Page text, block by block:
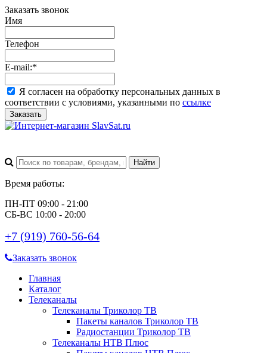
Заказать звонок
Имя
Телефон
E-mail:*
Я согласен на обработку персональных данных в
соответствии с условиями, указанными по ссылке
Заказать
Время работы:
ПН-ПТ 09:00 - 21:00
СБ-ВС 10:00 - 20:00
+7 (919) 760-56-64
Заказать звонок
Главная
Каталог
Телеканалы
Телеканалы Триколор ТВ
Пакеты каналов Триколор ТВ
Радиостанции Триколор ТВ
Телеканалы НТВ Плюс